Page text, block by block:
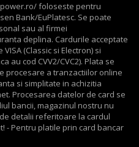
foloseste pentru
Bank/EuPlatesc. Se poate
sau al firmei
deplina. Cardurile acceptate
(Classic si Electron) si
au cod CVV2/CVC2). Plata se
procesare a tranzactiilor online
si simplitate in achizitia
Procesarea datelor de card se
bancii, magazinul nostru nu
detalii referitoare la cardul
- Pentru platile prin card bancar